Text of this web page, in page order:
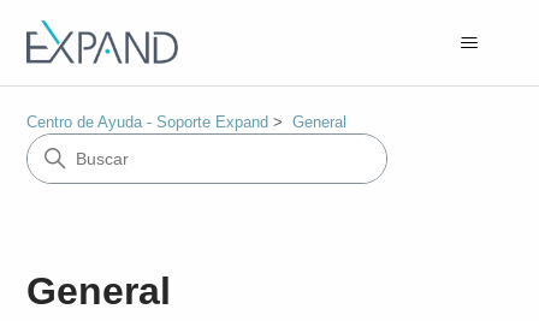
Centro de Ayuda - Soporte Expand General
General